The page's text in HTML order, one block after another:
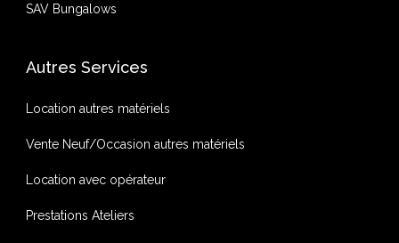
SAV Bungalows
Autres Services
Location autres matériels
Vente Neuf/Occasion autres matériels
Location avec opérateur
Prestations Ateliers